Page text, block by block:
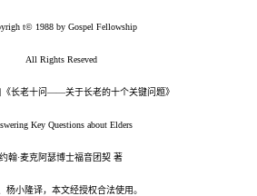
t© 1988 by Gospel Fellowship
All Rights Reseved
《长老十问——关于长老的十个关键问题》
Key Questions about Elders
约翰·麦克阿瑟博士福音团契 著
杨小隆译，本文经授权合法使用。